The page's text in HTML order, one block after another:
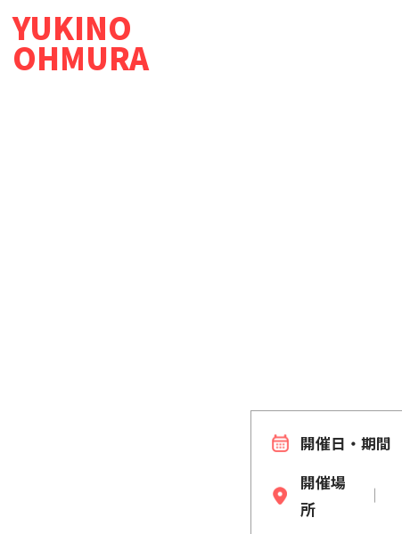
YUKINO
OHMURA
開催日・期間
開催場
所